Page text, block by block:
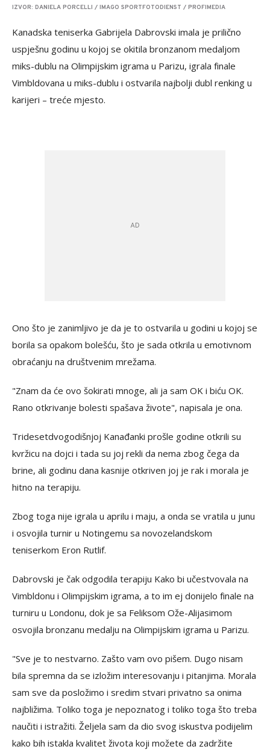
IZVOR: DANIELA PORCELLI / IMAGO SPORTFOTODIENST / PROFIMEDIA
Kanadska teniserka Gabrijela Dabrovski imala je prilično
uspješnu godinu u kojoj se okitila bronzanom medaljom
miks-dublu na Olimpijskim igrama u Parizu, igrala finale
Vimbldovana u miks-dublu i ostvarila najbolji dubl renking u
karijeri – treće mjesto.
Ono što je zanimljivo je da je to ostvarila u godini u kojoj se
borila sa opakom bolešću, što je sada otkrila u emotivnom
obraćanju na društvenim mrežama.
"Znam da će ovo šokirati mnoge, ali ja sam OK i biću OK.
Rano otkrivanje bolesti spašava živote", napisala je ona.
Tridesetdvogodišnjoj Kanađanki prošle godine otkrili su
kvržicu na dojci i tada su joj rekli da nema zbog čega da
brine, ali godinu dana kasnije otkriven joj je rak i morala je
hitno na terapiju.
Zbog toga nije igrala u aprilu i maju, a onda se vratila u junu
i osvojila turnir u Notingemu sa novozelandskom
teniserkom Eron Rutlif.
Dabrovski je čak odgodila terapiju Kako bi učestvovala na
Vimbldonu i Olimpijskim igrama, a to im ej donijelo finale na
turniru u Londonu, dok je sa Feliksom Ože-Alijasimom
osvojila bronzanu medalju na Olimpijskim igrama u Parizu.
"Sve je to nestvarno. Zašto vam ovo pišem. Dugo nisam
bila spremna da se izložim interesovanju i pitanjima. Morala
sam sve da posložimo i sredim stvari privatno sa onima
najbližima. Toliko toga je nepoznatog i toliko toga što treba
naučiti i istražiti. Željela sam da dio svog iskustva podijelim
kako bih istakla kvalitet života koji možete da zadržite